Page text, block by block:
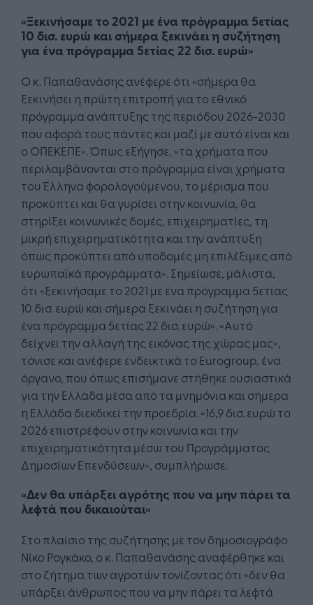
«Ξεκινήσαμε το 2021 με ένα πρόγραμμα 5ετίας
10 δισ. ευρώ και σήμερα ξεκινάει η συζήτηση
για ένα πρόγραμμα 5ετίας 22 δισ. ευρώ»
Ο κ. Παπαθανάσης ανέφερε ότι «σήμερα θα
ξεκινήσει η πρώτη επιτροπή για το εθνικό
πρόγραμμα ανάπτυξης της περιόδου 2026-2030
που αφορά τους πάντες και μαζί με αυτό είναι και
ο ΟΠΕΚΕΠΕ». Όπως εξήγησε, «τα χρήματα που
περιλαμβάνονται στο πρόγραμμα είναι χρήματα
του Έλληνα φορολογούμενου, το μέρισμα που
προκύπτει και θα γυρίσει στην κοινωνία, θα
στηρίξει κοινωνικές δομές, επιχειρηματίες, τη
μικρή επιχειρηματικότητα και την ανάπτυξη
όπως προκύπτει από υποδομές μη επιλέξιμες από
ευρωπαϊκά προγράμματα». Σημείωσε, μάλιστα,
ότι «ξεκινήσαμε το 2021 με ένα πρόγραμμα 5ετίας
10 δισ. ευρώ και σήμερα ξεκινάει η συζήτηση για
ένα πρόγραμμα 5ετίας 22 δισ. ευρώ». «Αυτό
δείχνει την αλλαγή της εικόνας της χώρας μας»,
τόνισε και ανέφερε ενδεικτικά το Eurogroup, ένα
όργανο, που όπως επισήμανε στήθηκε ουσιαστικά
για την Ελλάδα μέσα από τα μνημόνια και σήμερα
η Ελλάδα διεκδικεί την προεδρία. «16,9 δισ. ευρώ το
2026 επιστρέφουν στην κοινωνία και την
επιχειρηματικότητα μέσω του Προγράμματος
Δημοσίων Επενδύσεων», συμπλήρωσε.
«Δεν θα υπάρξει αγρότης που να μην πάρει τα
λεφτά που δικαιούται»
Στο πλαίσιο της συζήτησης με τον δημοσιογράφο
Νίκο Ρογκάκο, ο κ. Παπαθανάσης αναφέρθηκε και
στο ζήτημα των αγροτών τονίζοντας ότι «δεν θα
υπάρξει άνθρωπος που να μην πάρει τα λεφτά